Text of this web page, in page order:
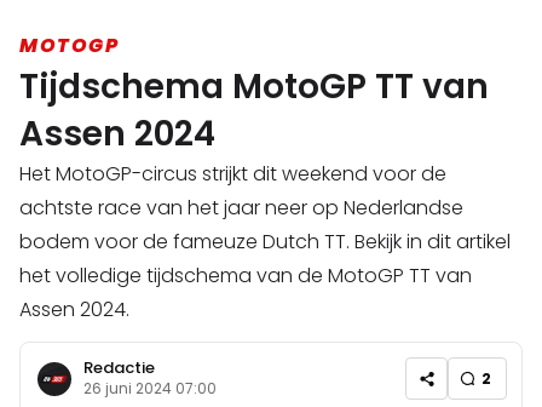
MOTOGP
Tijdschema MotoGP TT van
Assen 2024
Het MotoGP-circus strijkt dit weekend voor de
achtste race van het jaar neer op Nederlandse
bodem voor de fameuze Dutch TT. Bekijk in dit artikel
het volledige tijdschema van de MotoGP TT van
Assen 2024.
Redactie
26 juni 2024 07:00 2